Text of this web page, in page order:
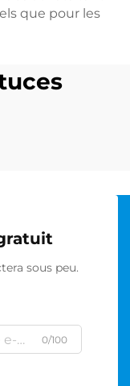
que pour les
sous peu.
0/100